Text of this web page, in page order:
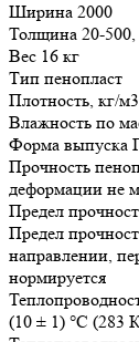
Ширина 2000
Толщина 20-
Вес 16 кг
Тип пенопласт
Плотность, кг/м3
Влажность по
Форма выпуска
Прочность
деформации не
Предел
Предел
направлении,
нормируется
(10 ± 1) °С (283